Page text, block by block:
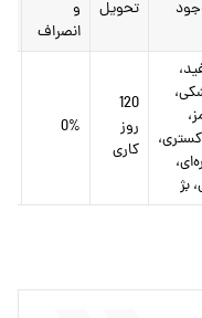
تحویل
و
انصراف
بژ
120
روز
کاری
0%